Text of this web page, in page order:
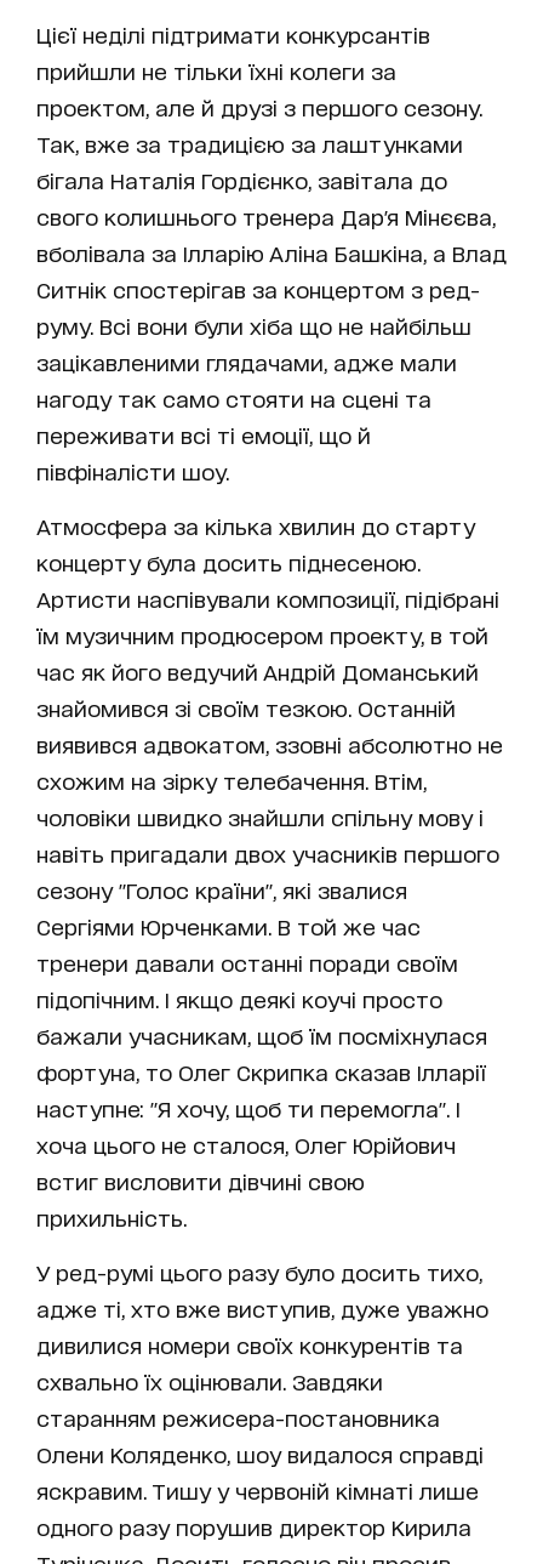
Цієї неділі підтримати конкурсантів
прийшли не тільки їхні колеги за
проектом, але й друзі з першого сезону.
Так, вже за традицією за лаштунками
бігала Наталія Гордієнко, завітала до
свого колишнього тренера Дар'я Мінєєва,
вболівала за Ілларію Аліна Башкіна, а Влад
Ситнік спостерігав за концертом з ред-
руму. Всі вони були хіба що не найбільш
зацікавленими глядачами, адже мали
нагоду так само стояти на сцені та
переживати всі ті емоції, що й
півфіналісти шоу.
Атмосфера за кілька хвилин до старту
концерту була досить піднесеною.
Артисти наспівували композиції, підібрані
їм музичним продюсером проекту, в той
час як його ведучий Андрій Доманський
знайомився зі своїм тезкою. Останній
виявився адвокатом, ззовні абсолютно не
схожим на зірку телебачення. Втім,
чоловіки швидко знайшли спільну мову і
навіть пригадали двох учасників першого
сезону "Голос країни", які звалися
Сергіями Юрченками. В той же час
тренери давали останні поради своїм
підопічним. І якщо деякі коучі просто
бажали учасникам, щоб їм посміхнулася
фортуна, то Олег Скрипка сказав Ілларії
наступне: "Я хочу, щоб ти перемогла". І
хоча цього не сталося, Олег Юрійович
встиг висловити дівчині свою
прихильність.
У ред-румі цього разу було досить тихо,
адже ті, хто вже виступив, дуже уважно
дивилися номери своїх конкурентів та
схвально їх оцінювали. Завдяки
старанням режисера-постановника
Олени Коляденко, шоу видалося справді
яскравим. Тишу у червоній кімнаті лише
одного разу порушив директор Кирила